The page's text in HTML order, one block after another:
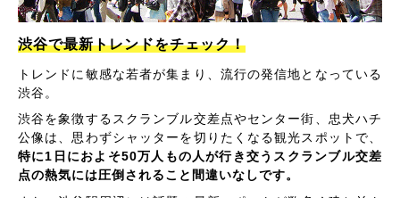
渋谷で最新トレンドをチェック！
トレンドに敏感な若者が集まり、流行の発信地となっている
渋谷。
渋谷を象徴するスクランブル交差点やセンター街、忠犬ハチ
公像は、思わずシャッターを切りたくなる観光スポットで、
特に1日におよそ50万人もの人が行き交うスクランブル交差
点の熱気には圧倒されること間違いなしです。